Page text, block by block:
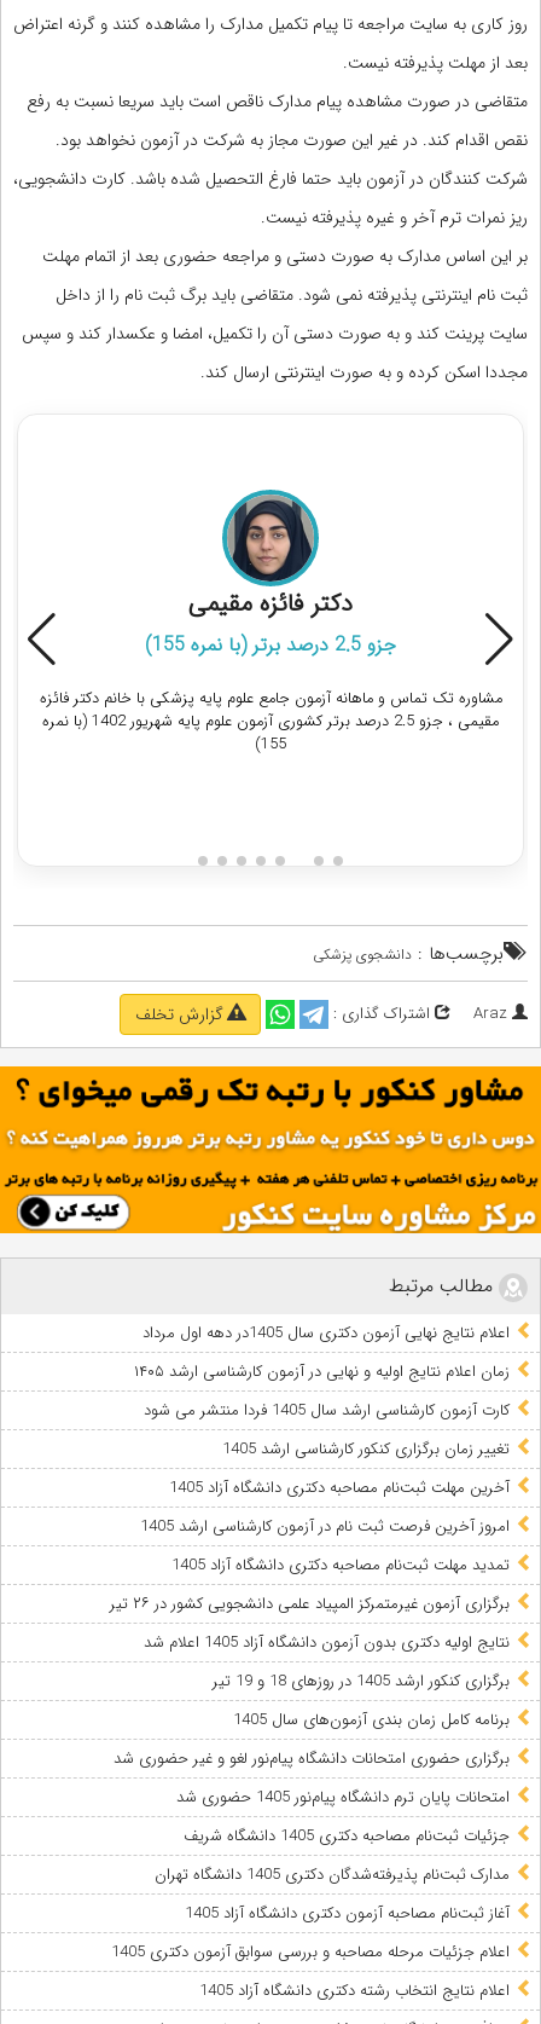
روز کاری به سایت مراجعه تا پیام تکمیل مدارک را مشاهده کنند و گرنه اعتراض
بعد از مهلت پذیرفته نیست.
متقاضی در صورت مشاهده پیام مدارک ناقص است باید سریعا نسبت به رفع
نقص اقدام کند. در غیر این صورت مجاز به شرکت در آزمون نخواهد بود.
شرکت کنندگان در آزمون باید حتما فارغ التحصیل شده باشد. کارت دانشجویی،
ریز نمرات ترم آخر و غیره پذیرفته نیست.
بر این اساس مدارک به صورت دستی و مراجعه حضوری بعد از اتمام مهلت
ثبت نام اینترنتی پذیرفته نمی شود. متقاضی باید برگ ثبت نام را از داخل
سایت پرینت کند و به صورت دستی آن را تکمیل، امضا و عکسدار کند و سپس
مجددا اسکن کرده و به صورت اینترنتی ارسال کند.
دکتر فائزه مقیمی
جزو 2.5 درصد برتر (با نمره 155)
مشاوره تک تماس و ماهانه آزمون جامع علوم پایه پزشکی با خانم دکتر فائزه
مقیمی ، جزو 2.5 درصد برتر کشوری آزمون علوم پایه شهریور 1402 (با نمره
155)
برچسب‌ها : دانشجوی پزشکی
Araz اشتراک گذاری : گزارش تخلف
مطالب مرتبط
اعلام نتایج نهایی آزمون دکتری سال 1405در دهه اول مرداد
زمان اعلام نتایج اولیه و نهایی در آزمون کارشناسی ارشد ۱۴۰۵
کارت آزمون کارشناسی ارشد سال 1405 فردا منتشر می شود
تغییر زمان برگزاری کنکور کارشناسی ارشد 1405
آخرین مهلت ثبت‌نام مصاحبه دکتری دانشگاه آزاد 1405
امروز آخرین فرصت ثبت نام در آزمون کارشناسی ارشد 1405
تمدید مهلت ثبت‌نام مصاحبه دکتری دانشگاه آزاد 1405
برگزاری آزمون غیرمتمرکز المپیاد علمی دانشجویی کشور در ۲۶ تیر
نتایج اولیه دکتری بدون آزمون دانشگاه آزاد 1405 اعلام شد
برگزاری کنکور ارشد 1405 در روزهای 18 و 19 تیر
برنامه کامل زمان بندی آزمون‌های سال 1405
برگزاری حضوری امتحانات دانشگاه پیام‌نور لغو و غیر حضوری شد
امتحانات پایان ترم دانشگاه پیام‌نور 1405 حضوری شد
جزئیات ثبت‌نام مصاحبه دکتری 1405 دانشگاه شریف
مدارک ثبت‌نام پذیرفته‌شدگان دکتری 1405 دانشگاه تهران
آغاز ثبت‌نام مصاحبه آزمون دکتری دانشگاه آزاد 1405
اعلام جزئیات مرحله مصاحبه و بررسی سوابق آزمون دکتری 1405
اعلام نتایج انتخاب رشته دکتری دانشگاه آزاد 1405